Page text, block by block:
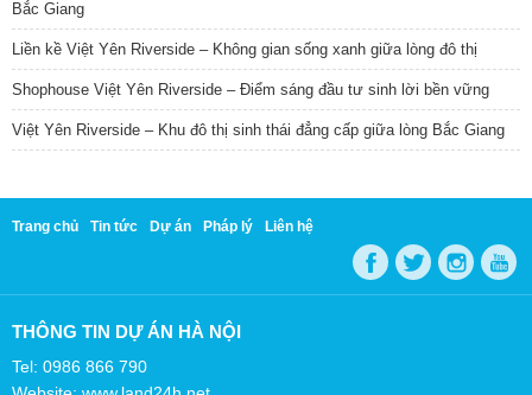
Bắc Giang
Liền kề Việt Yên Riverside – Không gian sống xanh giữa lòng đô thị
Shophouse Việt Yên Riverside – Điểm sáng đầu tư sinh lời bền vững
Việt Yên Riverside – Khu đô thị sinh thái đẳng cấp giữa lòng Bắc Giang
Trang chủ Tin tức Dự án Pháp lý Liên hệ
THÔNG TIN DỰ ÁN HÀ NỘI
Tel: 0986 866 790